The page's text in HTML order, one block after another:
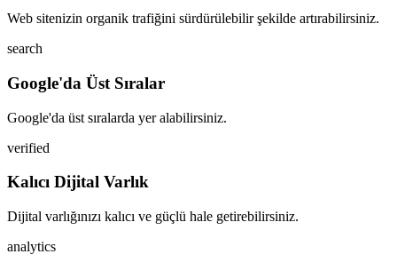
Web sitenizin organik trafiğini sürdürülebilir şekilde artırabilirsiniz.
search
Google'da Üst Sıralar
Google'da üst sıralarda yer alabilirsiniz.
verified
Kalıcı Dijital Varlık
Dijital varlığınızı kalıcı ve güçlü hale getirebilirsiniz.
analytics